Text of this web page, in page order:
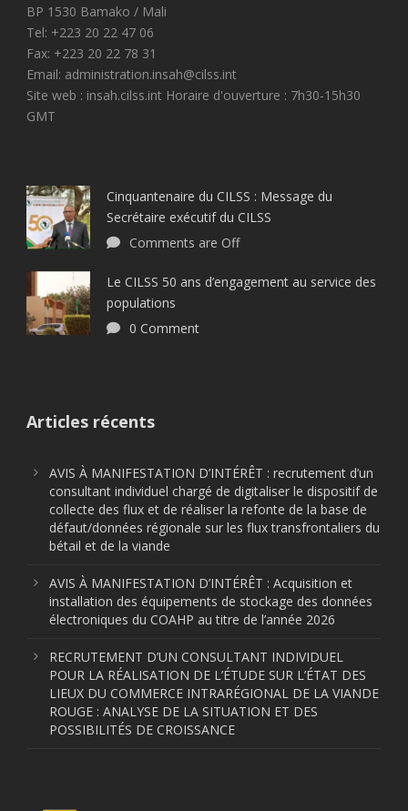
BP 1530 Bamako / Mali
Tel: +223 20 22 47 06
Fax: +223 20 22 78 31
Email: administration.insah@cilss.int
Site web : insah.cilss.int Horaire d'ouverture : 7h30-15h30
GMT
Cinquantenaire du CILSS : Message du
Secrétaire exécutif du CILSS
Comments are Off
Le CILSS 50 ans d’engagement au service des
populations
0 Comment
Articles récents
AVIS À MANIFESTATION D’INTÉRÊT : recrutement d’un
consultant individuel chargé de digitaliser le dispositif de
collecte des flux et de réaliser la refonte de la base de
défaut/données régionale sur les flux transfrontaliers du
bétail et de la viande
AVIS À MANIFESTATION D’INTÉRÊT : Acquisition et
installation des équipements de stockage des données
électroniques du COAHP au titre de l’année 2026
RECRUTEMENT D’UN CONSULTANT INDIVIDUEL
POUR LA RÉALISATION DE L’ÉTUDE SUR L’ÉTAT DES
LIEUX DU COMMERCE INTRARÉGIONAL DE LA VIANDE
ROUGE : ANALYSE DE LA SITUATION ET DES
POSSIBILITÉS DE CROISSANCE